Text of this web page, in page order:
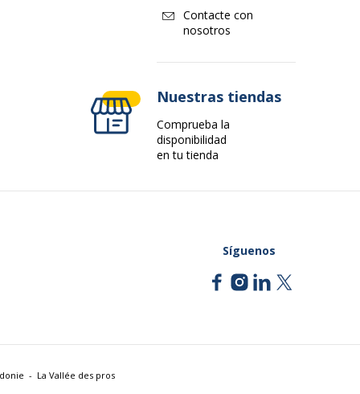
1
Contacte con
nosotros
Nuestras tiendas
Comprueba la
disponibilidad
en tu tienda
Síguenos
La Vallée des pros